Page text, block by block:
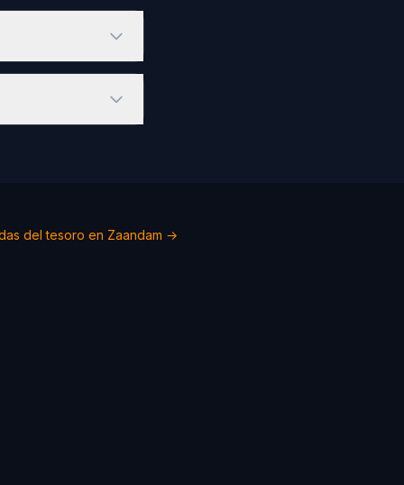
del tesoro en Zaandam →